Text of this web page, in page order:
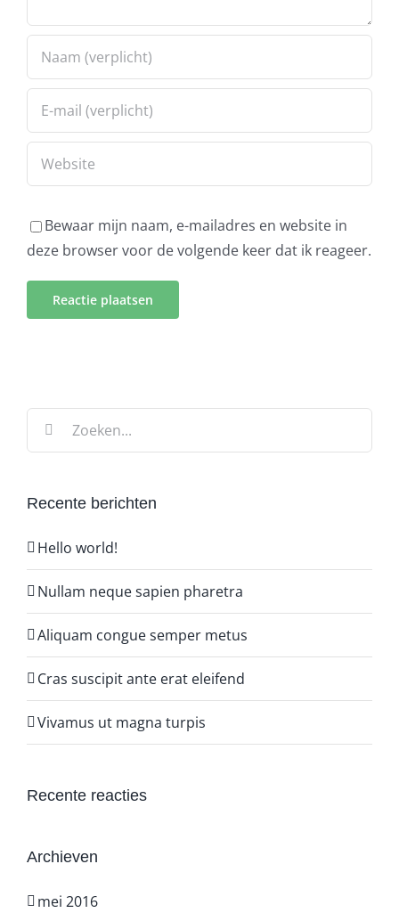
Bewaar mijn naam, e-mailadres en website in
deze browser voor de volgende keer dat ik reageer.
Zoeken
Recente berichten
Hello world!
Nullam neque sapien pharetra
Aliquam congue semper metus
Cras suscipit ante erat eleifend
Vivamus ut magna turpis
Recente reacties
Archieven
mei 2016